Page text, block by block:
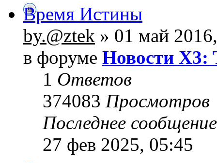
Время Истины
by.@ztek » 01 май
в форуме Новости X3:
1 Ответов
374083 Просмотров
Последнее
27 фев 2025, 05:45